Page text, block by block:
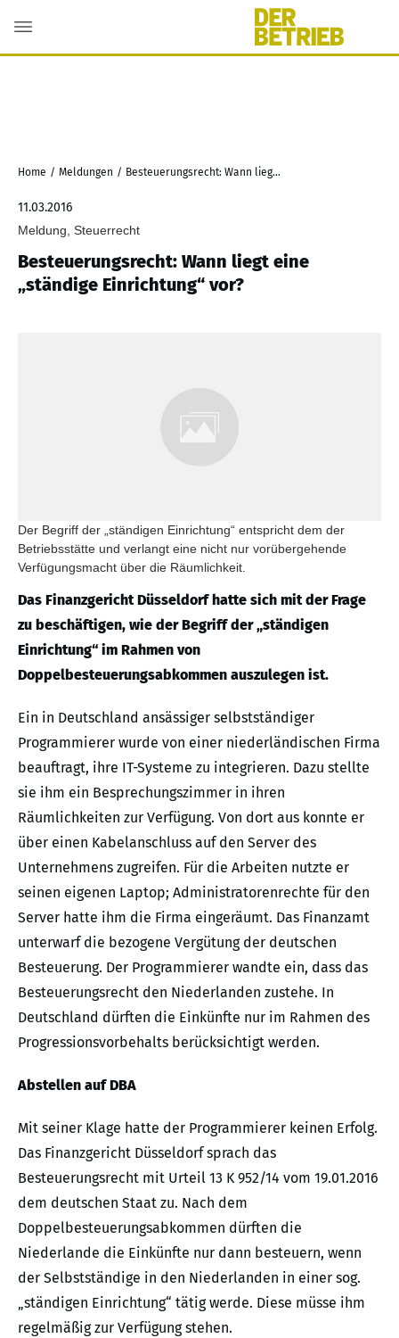
Home / Meldungen / Besteuerungsrecht: Wann liegt eine „ständige Einrichtung“ vor?
11.03.2016
Meldung, Steuerrecht
Besteuerungsrecht: Wann liegt eine
„ständige Einrichtung“ vor?
Der Begriff der „ständigen Einrichtung“ entspricht dem der
Betriebsstätte und verlangt eine nicht nur vorübergehende
Verfügungsmacht über die Räumlichkeit.
Das Finanzgericht Düsseldorf hatte sich mit der Frage
zu beschäftigen, wie der Begriff der „ständigen
Einrichtung“ im Rahmen von
Doppelbesteuerungsabkommen auszulegen ist.
Ein in Deutschland ansässiger selbstständiger
Programmierer wurde von einer niederländischen Firma
beauftragt, ihre IT-Systeme zu integrieren. Dazu stellte
sie ihm ein Besprechungszimmer in ihren
Räumlichkeiten zur Verfügung. Von dort aus konnte er
über einen Kabelanschluss auf den Server des
Unternehmens zugreifen. Für die Arbeiten nutzte er
seinen eigenen Laptop; Administratorenrechte für den
Server hatte ihm die Firma eingeräumt. Das Finanzamt
unterwarf die bezogene Vergütung der deutschen
Besteuerung. Der Programmierer wandte ein, dass das
Besteuerungsrecht den Niederlanden zustehe. In
Deutschland dürften die Einkünfte nur im Rahmen des
Progressionsvorbehalts berücksichtigt werden.
Abstellen auf DBA
Mit seiner Klage hatte der Programmierer keinen Erfolg.
Das Finanzgericht Düsseldorf sprach das
Besteuerungsrecht mit Urteil 13 K 952/14 vom 19.01.2016
dem deutschen Staat zu. Nach dem
Doppelbesteuerungsabkommen dürften die
Niederlande die Einkünfte nur dann besteuern, wenn
der Selbstständige in den Niederlanden in einer sog.
„ständigen Einrichtung“ tätig werde. Diese müsse ihm
regelmäßig zur Verfügung stehen.